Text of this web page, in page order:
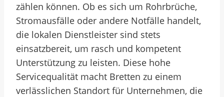
zählen können. Ob es sich um Rohrbrüche,
Stromausfälle oder andere Notfälle handelt,
die lokalen Dienstleister sind stets
einsatzbereit, um rasch und kompetent
Unterstützung zu leisten. Diese hohe
Servicequalität macht Bretten zu einem
verlässlichen Standort für Unternehmen, die